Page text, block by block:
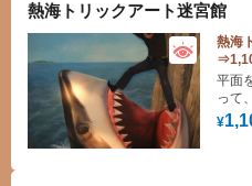
熱海トリックアート迷宮館
熱海
6歳
¥
平面
って
める